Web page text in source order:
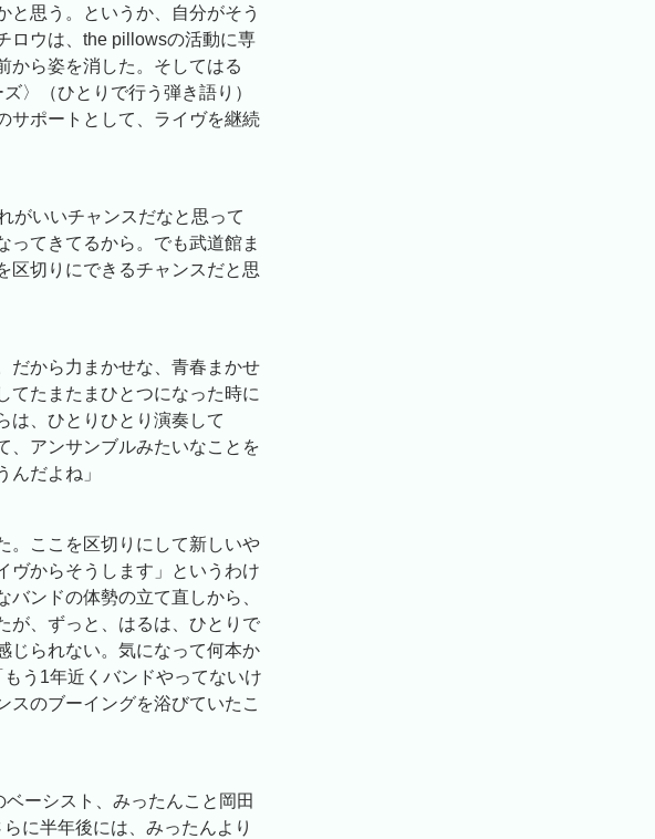
と思う。というか、自分がそう
ロウは、the pillowsの活動に専
から姿を消した。そしてはる
〉（ひとりで行う弾き語り）
サポートとして、ライヴを継続
がいいチャンスだなと思って
ってきてるから。でも武道館ま
区切りにできるチャンスだと思
だから力まかせな、青春まかせ
てたまたまひとつになった時に
は、ひとりひとり演奏して
、アンサンブルみたいなことを
だよね」
。ここを区切りにして新しいや
ヴからそうします」というわけ
ンドの体勢の立て直しから、
が、ずっと、はるは、ひとりで
じられない。気になって何本か
う1年近くバンドやってないけ
スのブーイングを浴びていたこ
ーシスト、みったんこと岡田
に半年後には、みったんより